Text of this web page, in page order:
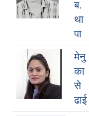
ब.
था
पा
मेनु
का
से
ढाई